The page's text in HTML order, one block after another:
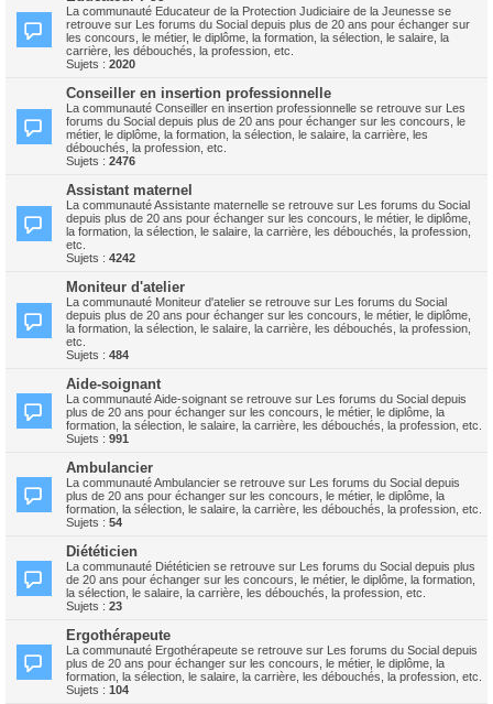
La communauté Educateur de la Protection Judiciaire de la Jeunesse se
retrouve sur Les forums du Social depuis plus de 20 ans pour échanger sur
les concours, le métier, le diplôme, la formation, la sélection, le salaire, la
carrière, les débouchés, la profession, etc.
Sujets : 2020
Conseiller en insertion professionnelle
La communauté Conseiller en insertion professionnelle se retrouve sur Les
forums du Social depuis plus de 20 ans pour échanger sur les concours, le
métier, le diplôme, la formation, la sélection, le salaire, la carrière, les
débouchés, la profession, etc.
Sujets : 2476
Assistant maternel
La communauté Assistante maternelle se retrouve sur Les forums du Social
depuis plus de 20 ans pour échanger sur les concours, le métier, le diplôme,
la formation, la sélection, le salaire, la carrière, les débouchés, la profession,
etc.
Sujets : 4242
Moniteur d'atelier
La communauté Moniteur d'atelier se retrouve sur Les forums du Social
depuis plus de 20 ans pour échanger sur les concours, le métier, le diplôme,
la formation, la sélection, le salaire, la carrière, les débouchés, la profession,
etc.
Sujets : 484
Aide-soignant
La communauté Aide-soignant se retrouve sur Les forums du Social depuis
plus de 20 ans pour échanger sur les concours, le métier, le diplôme, la
formation, la sélection, le salaire, la carrière, les débouchés, la profession, etc.
Sujets : 991
Ambulancier
La communauté Ambulancier se retrouve sur Les forums du Social depuis
plus de 20 ans pour échanger sur les concours, le métier, le diplôme, la
formation, la sélection, le salaire, la carrière, les débouchés, la profession, etc.
Sujets : 54
Diététicien
La communauté Diététicien se retrouve sur Les forums du Social depuis plus
de 20 ans pour échanger sur les concours, le métier, le diplôme, la formation,
la sélection, le salaire, la carrière, les débouchés, la profession, etc.
Sujets : 23
Ergothérapeute
La communauté Ergothérapeute se retrouve sur Les forums du Social depuis
plus de 20 ans pour échanger sur les concours, le métier, le diplôme, la
formation, la sélection, le salaire, la carrière, les débouchés, la profession, etc.
Sujets : 104